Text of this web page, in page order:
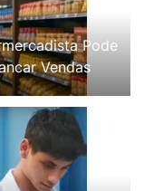
Pode
Vendas